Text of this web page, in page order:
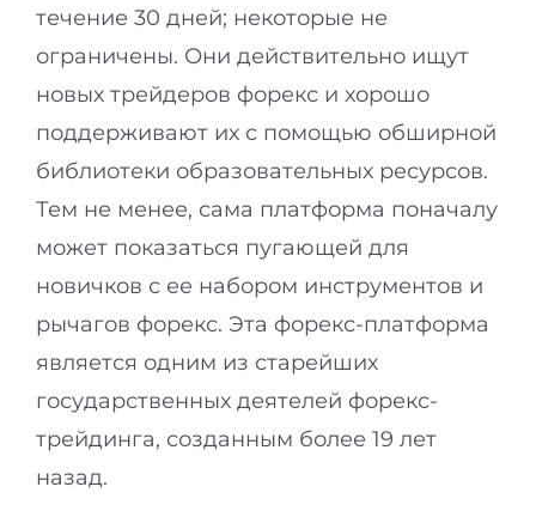
течение 30 дней; некоторые не
ограничены. Они действительно ищут
новых трейдеров форекс и хорошо
поддерживают их с помощью обширной
библиотеки образовательных ресурсов.
Тем не менее, сама платформа поначалу
может показаться пугающей для
новичков с ее набором инструментов и
рычагов форекс. Эта форекс-платформа
является одним из старейших
государственных деятелей форекс-
трейдинга, созданным более 19 лет
назад.